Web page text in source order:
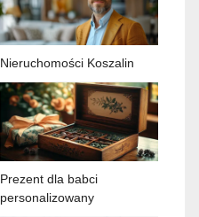
Nieruchomości Koszalin
Prezent dla babci
personalizowany